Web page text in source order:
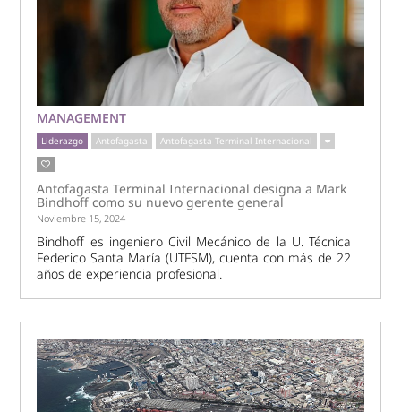
MANAGEMENT
Liderazgo Antofagasta Antofagasta Terminal Internacional
Antofagasta Terminal Internacional designa a Mark
Bindhoff como su nuevo gerente general
Noviembre 15, 2024
Bindhoff es ingeniero Civil Mecánico de la U. Técnica
Federico Santa María (UTFSM), cuenta con más de 22
años de experiencia profesional.